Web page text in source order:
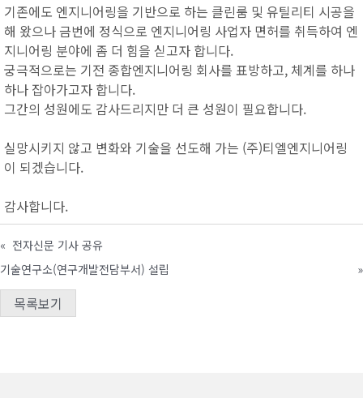
기존에도 엔지니어링을 기반으로 하는 클린룸 및 유틸리티 시공을
해 왔으나 금번에 정식으로 엔지니어링 사업자 면허를 취득하여 엔
지니어링 분야에 좀 더 힘을 싣고자 합니다.
궁극적으로는 기전 종합엔지니어링 회사를 표방하고, 체계를 하나
하나 잡아가고자 합니다.
그간의 성원에도 감사드리지만 더 큰 성원이 필요합니다.
실망시키지 않고 변화와 기술을 선도해 가는 (주)티엘엔지니어링
이 되겠습니다.
감사합니다.
« 전자신문 기사 공유
기술연구소(연구개발전담부서) 설립
»
목록보기